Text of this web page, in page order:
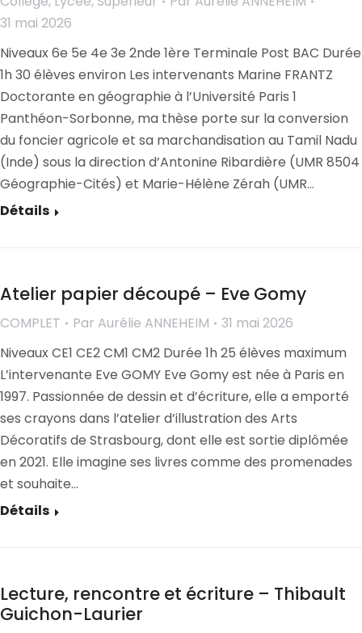
31 mai 2026
Niveaux 6e 5e 4e 3e 2nde 1ère Terminale Post BAC Durée
1h 30 élèves environ Les intervenants Marine FRANTZ
Doctorante en géographie à l’Université Paris 1
Panthéon-Sorbonne, ma thèse porte sur la conversion
du foncier agricole et sa marchandisation au Tamil Nadu
(Inde) sous la direction d’Antonine Ribardière (UMR 8504
Géographie-Cités) et Marie-Hélène Zérah (UMR…
Détails
Atelier papier découpé – Eve Gomy
COMPLET Par Aurélie ANNEHEIM
31 mai 2026
Niveaux CE1 CE2 CM1 CM2 Durée 1h 25 élèves maximum
L’intervenante Eve GOMY Eve Gomy est née à Paris en
1997. Passionnée de dessin et d’écriture, elle a emporté
ses crayons dans l’atelier d’illustration des Arts
Décoratifs de Strasbourg, dont elle est sortie diplômée
en 2021. Elle imagine ses livres comme des promenades
et souhaite…
Détails
Lecture, rencontre et écriture – Thibault
Guichon-Laurier